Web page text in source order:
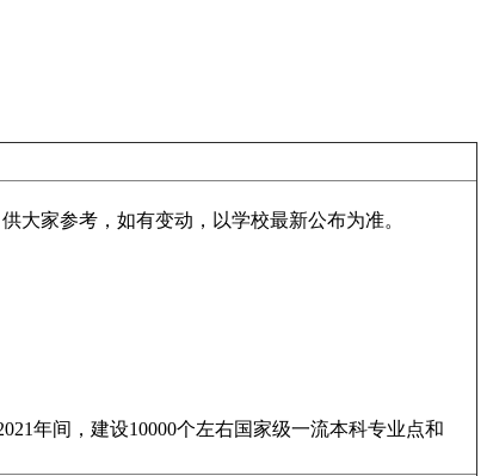
大家参考，如有变动，以学校最新公布为准。
年间，建设10000个左右国家级一流本科专业点和